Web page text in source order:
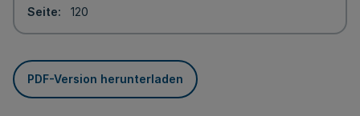
Seite
120
PDF-Version herunterladen